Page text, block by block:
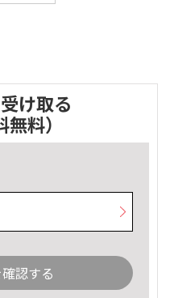
け取る
無料）
認する